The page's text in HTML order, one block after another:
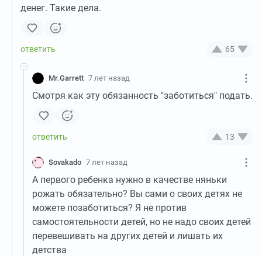
денег. Такие дела.
65
Mr.Garrett 7 лет назад
Смотря как эту обязанность "заботиться" подать.
13
Sovakado 7 лет назад
А первого ребенка нужно в качестве няньки
рожать обязательно? Вы сами о своих детях не
можете позаботиться? Я не против
самостоятельности детей, но не надо своих детей
перевешивать на других детей и лишать их
детства